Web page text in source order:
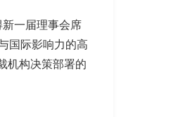
一届理事会席
国际影响力的高
机构决策部署的